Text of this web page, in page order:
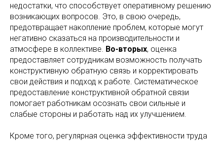
недостатки, что способствует оперативному решению
возникающих вопросов. Это, в свою очередь,
предотвращает накопление проблем, которые могут
негативно сказаться на производительности и
атмосфере в коллективе. Во-вторых, оценка
предоставляет сотрудникам возможность получать
конструктивную обратную связь и корректировать
свои действия и подход к работе. Систематическое
предоставление конструктивной обратной связи
помогает работникам осознать свои сильные и
слабые стороны и работать над их улучшением.
Кроме того, регулярная оценка эффективности труда